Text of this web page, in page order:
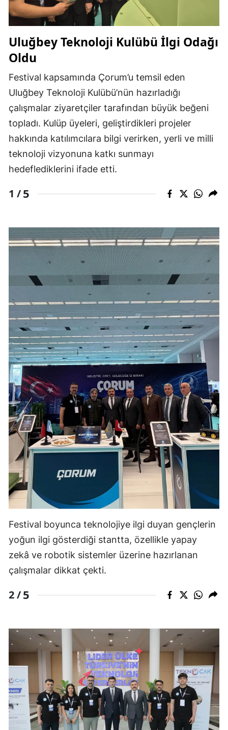
Uluğbey Teknoloji Kulübü İlgi Odağı
Oldu
Festival kapsamında Çorum’u temsil eden
Uluğbey Teknoloji Kulübü’nün hazırladığı
çalışmalar ziyaretçiler tarafından büyük beğeni
topladı. Kulüp üyeleri, geliştirdikleri projeler
hakkında katılımcılara bilgi verirken, yerli ve milli
teknoloji vizyonuna katkı sunmayı
hedeflediklerini ifade etti.
1 /5
Festival boyunca teknolojiye ilgi duyan gençlerin
yoğun ilgi gösterdiği stantta, özellikle yapay
zekâ ve robotik sistemler üzerine hazırlanan
çalışmalar dikkat çekti.
2 /5